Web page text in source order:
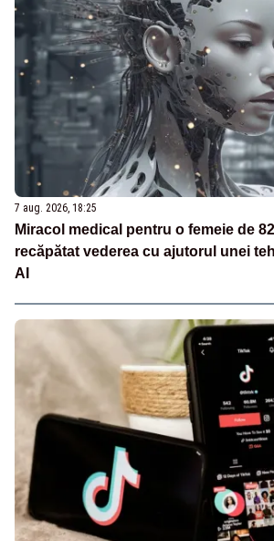
7 aug. 2026, 18:25
Miracol medical pentru o femeie de
recăpătat vederea cu ajutorul unei
AI